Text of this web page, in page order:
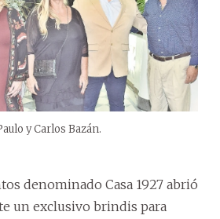
y Carlos Bazán.
denominado Casa 1927 abrió
un exclusivo brindis para